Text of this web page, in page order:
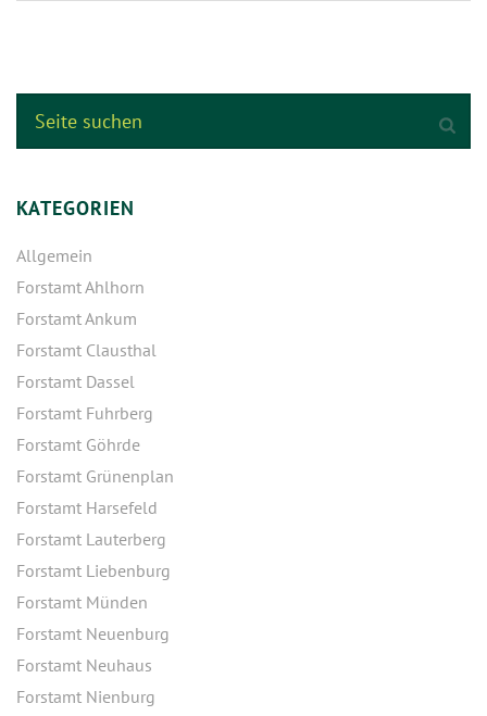
KATEGORIEN
Allgemein
Forstamt Ahlhorn
Forstamt Ankum
Forstamt Clausthal
Forstamt Dassel
Forstamt Fuhrberg
Forstamt Göhrde
Forstamt Grünenplan
Forstamt Harsefeld
Forstamt Lauterberg
Forstamt Liebenburg
Forstamt Münden
Forstamt Neuenburg
Forstamt Neuhaus
Forstamt Nienburg